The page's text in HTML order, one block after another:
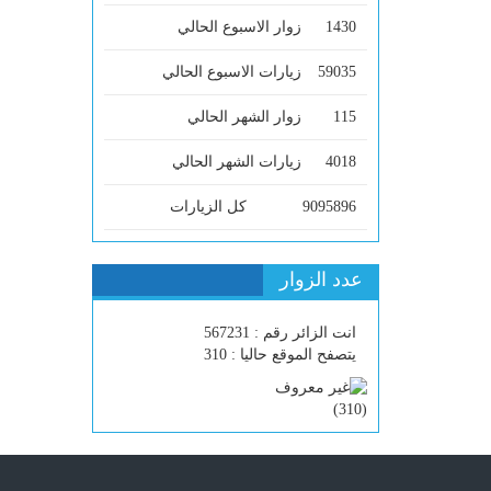
1430 زوار الاسبوع الحالي
59035 زيارات الاسبوع الحالي
115 زوار الشهر الحالي
4018 زيارات الشهر الحالي
9095896 كل الزيارات
عدد الزوار
انت الزائر رقم : 567231
يتصفح الموقع حاليا : 310
(
310
)